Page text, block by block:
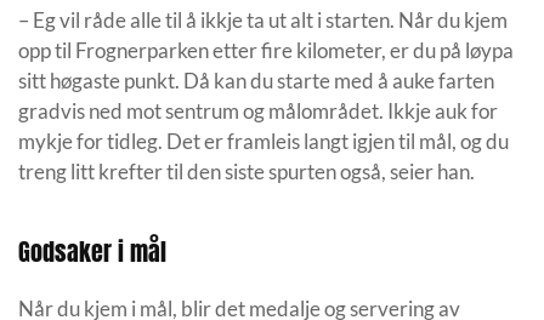
– Eg vil råde alle til å ikkje ta ut alt i starten. Når du kjem
opp til Frognerparken etter fire kilometer, er du på løypa
sitt høgaste punkt. Då kan du starte med å auke farten
gradvis ned mot sentrum og målområdet. Ikkje auk for
mykje for tidleg. Det er framleis langt igjen til mål, og du
treng litt krefter til den siste spurten også, seier han.
Godsaker i mål
Når du kjem i mål, blir det medalje og servering av